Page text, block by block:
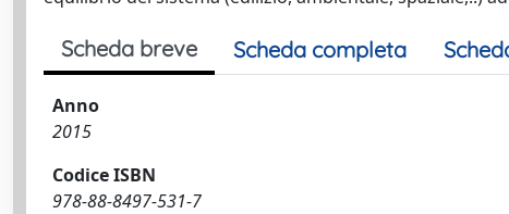
Scheda breve Scheda completa
Anno
2015
Codice ISBN
978-88-8497-531-7